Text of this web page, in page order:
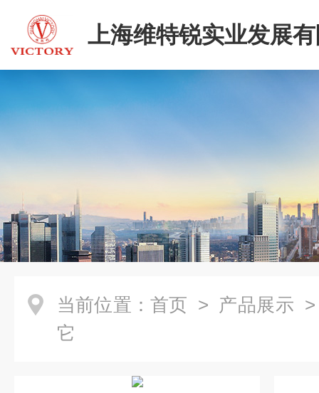
上海维特锐实业发展
当前位置： 首页 > 产品展示
它